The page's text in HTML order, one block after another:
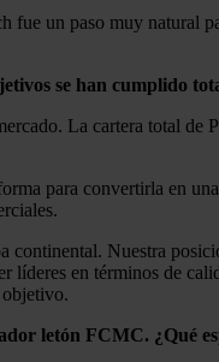
un paso muy natural
se han cumplido
La cartera total de
para convertirla en
Nuestra
líderes en términos de
objetivo.
letón FCMC. ¿Qué